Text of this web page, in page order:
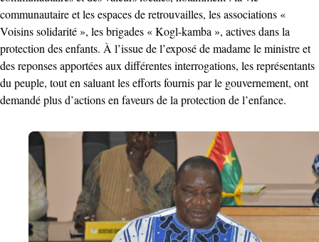
communautaire et les espaces de retrouvailles, les associations «
Voisins solidarité », les brigades « Kogl-kamba », actives dans la
protection des enfants. À l’issue de l’exposé de madame le ministre et
des reponses apportées aux différentes interrogations, les représentants
du peuple, tout en saluant les efforts fournis par le gouvernement, ont
demandé plus d’actions en faveurs de la protection de l’enfance.